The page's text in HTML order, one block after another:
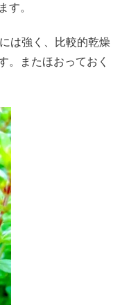
す。
は強く、比較的乾燥
。またほおっておく